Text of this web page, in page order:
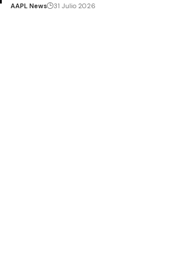
AAPL News 31 Julio 2026